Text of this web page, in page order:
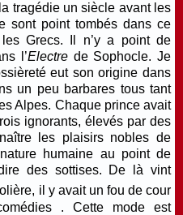
tragédie un siècle avant les
sont point tombés dans ce
Grecs. Il n’y a point de
l’Electrede Sophocle. Je
eut son origine dans
un peu barbares tous tant
Alpes. Chaque prince avait
ignorants, élevés par des
les plaisirs nobles de
humaine au point de
des sottises. De là vint
il y avait un fou de cour
. Cette mode est